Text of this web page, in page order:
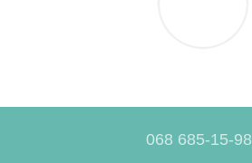
068 685-15-98